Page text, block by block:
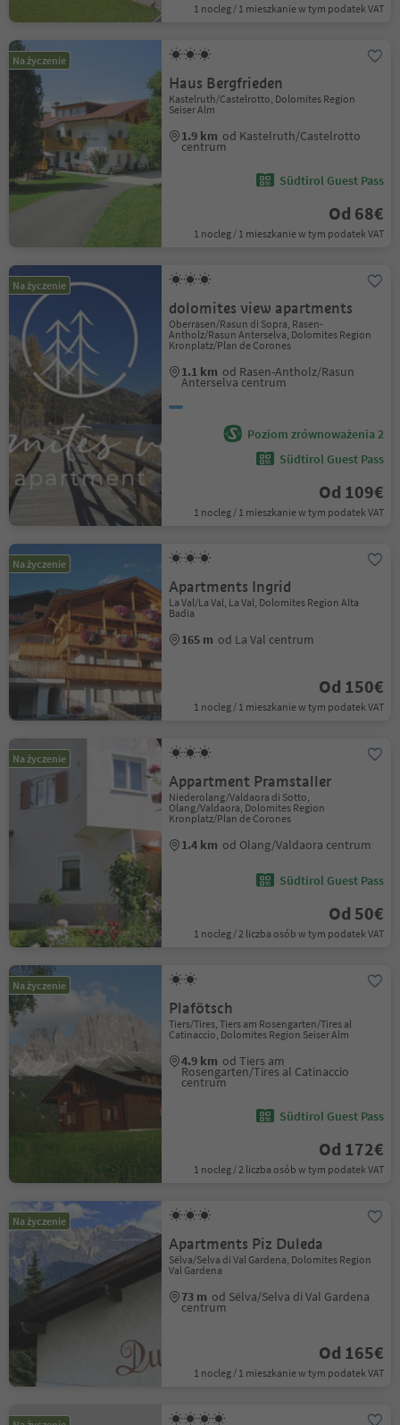
1 nocleg / 1 mieszkanie w tym podatek VAT
Na życzenie
Haus Bergfrieden
Kastelruth/Castelrotto, Dolomites Region
Seiser Alm
1.9 km od Kastelruth/Castelrotto
centrum
Südtirol Guest Pass
Od 68€
1 nocleg / 1 mieszkanie w tym podatek VAT
Na życzenie
dolomites view apartments
Oberrasen/Rasun di Sopra, Rasen-
Antholz/Rasun Anterselva, Dolomites Region
Kronplatz/Plan de Corones
1.1 km od Rasen-Antholz/Rasun
Anterselva centrum
Poziom zrównoważenia 2
Südtirol Guest Pass
Od 109€
1 nocleg / 1 mieszkanie w tym podatek VAT
Na życzenie
Apartments Ingrid
La Val/La Val, La Val, Dolomites Region Alta
Badia
165 m od La Val centrum
Od 150€
1 nocleg / 1 mieszkanie w tym podatek VAT
Na życzenie
Appartment Pramstaller
Niederolang/Valdaora di Sotto,
Olang/Valdaora, Dolomites Region
Kronplatz/Plan de Corones
1.4 km od Olang/Valdaora centrum
Südtirol Guest Pass
Od 50€
1 nocleg / 2 liczba osób w tym podatek VAT
Na życzenie
Plafötsch
Tiers/Tires, Tiers am Rosengarten/Tires al
Catinaccio, Dolomites Region Seiser Alm
4.9 km od Tiers am
Rosengarten/Tires al Catinaccio
centrum
Südtirol Guest Pass
Od 172€
1 nocleg / 2 liczba osób w tym podatek VAT
Na życzenie
Apartments Piz Duleda
Sëlva/Selva di Val Gardena, Dolomites Region
Val Gardena
73 m od Sëlva/Selva di Val Gardena
centrum
Od 165€
1 nocleg / 1 mieszkanie w tym podatek VAT